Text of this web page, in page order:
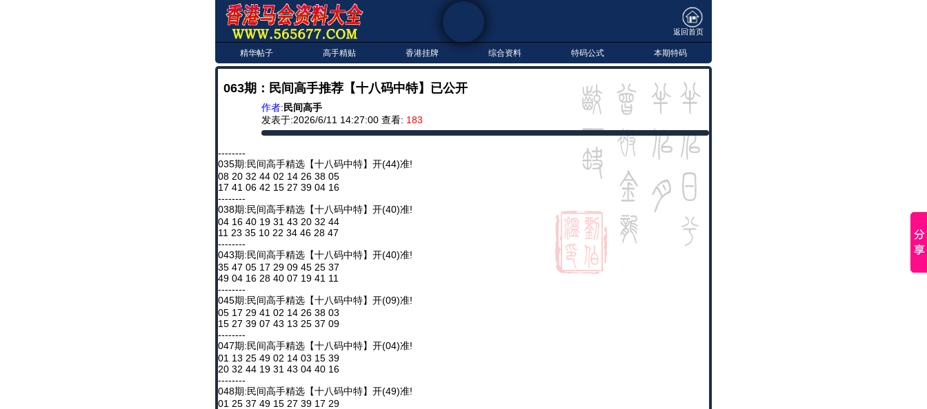
返回首页
精华帖子 高手精贴 香港挂牌 综合资料 特码公式 本期特码
063期：民间高手推荐【十八码中特】已公开
作者:民间高手
发表于:2026/6/11 14:27:00 查看: 183
--------
035期:民间高手精选【十八码中特】开(44)准!
08 20 32 44 02 14 26 38 05
17 41 06 42 15 27 39 04 16
--------
038期:民间高手精选【十八码中特】开(40)准!
04 16 40 19 31 43 20 32 44
11 23 35 10 22 34 46 28 47
--------
043期:民间高手精选【十八码中特】开(40)准!
35 47 05 17 29 09 45 25 37
49 04 16 28 40 07 19 41 11
--------
045期:民间高手精选【十八码中特】开(09)准!
05 17 29 41 02 14 26 38 03
15 27 39 07 43 13 25 37 09
--------
047期:民间高手精选【十八码中特】开(04)准!
01 13 25 49 02 14 03 15 39
20 32 44 19 31 43 04 40 16
--------
048期:民间高手精选【十八码中特】开(49)准!
01 25 37 49 15 27 39 17 29